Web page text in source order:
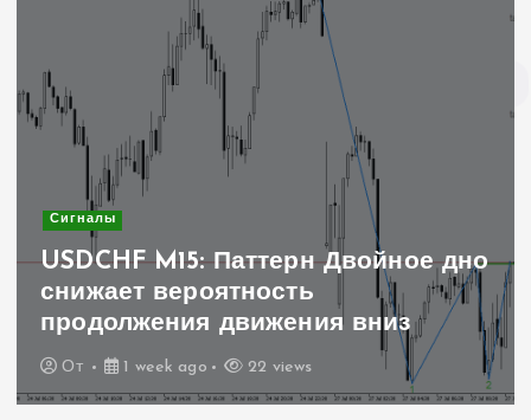
Сигналы
USDCHF M15: Паттерн Двойное дно
снижает вероятность
продолжения движения вниз
От 1 week ago 22 views